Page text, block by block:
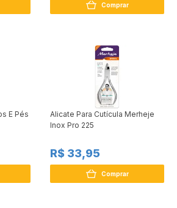
Comprar
E Pés
Alicate Para Cutícula Merheje
Inox Pro 225
R$ 33,95
Comprar